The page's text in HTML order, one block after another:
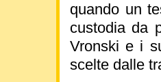
quando un
custodia da
Vronski e i
scelte dalle